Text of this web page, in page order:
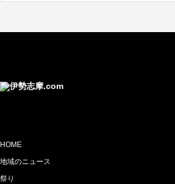
HOME
地域のニュース
祭り